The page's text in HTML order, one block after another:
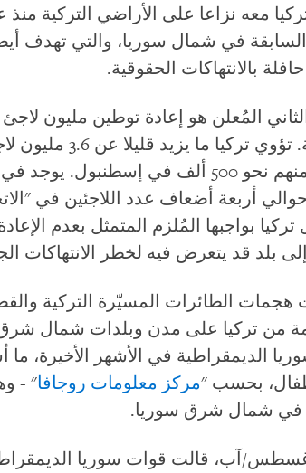
معه نزاعا على الأراضي التركية منذ
السابقة في شمال سوريا، والتي تهدف
حافلة بالانتهاكات الحقوقية.
المُعلن هو إعادة توطين مليون
ما يزيد قليلا عن 3.6 مليون لاجئ سوري منحتهم
، منهم نحو 500 ألف في إسطنبول.
أربعة أضعاف عدد اللاجئين في
تركيا بواجبها المُلزم المتمثل بعدم
بلد قد يتعرض فيه لخطر الانتهاكات
الطائرات المسيّرة التركية
من تركيا على مدن وبلدات شمال شرق
الديمقراطية في الأشهر الأخيرة،
بحسب "مركز معلومات روجافا" -
في شمال شرق سوريا.